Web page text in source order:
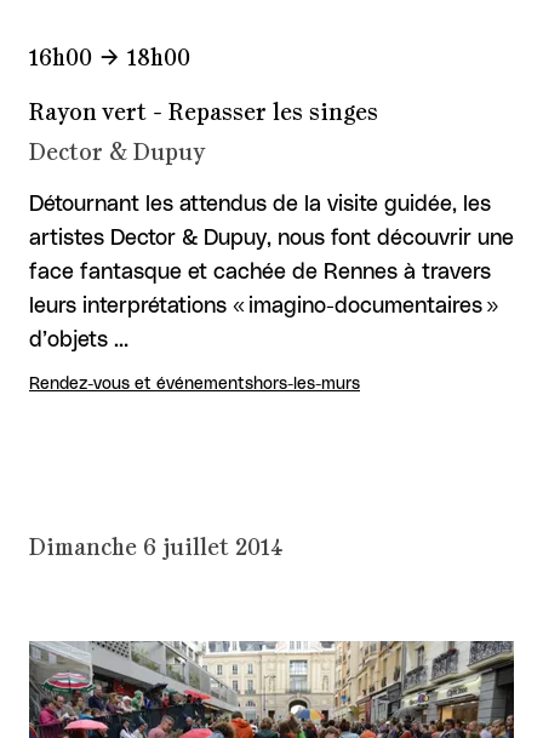
Rayon vert - Repasser les singes
Dector & Dupuy
16h00 18h00
Détournant les attendus de la visite guidée, les
artistes Dector & Dupuy, nous font découvrir une
face fantasque et cachée de Rennes à travers
leurs interprétations « imagino-documentaires »
d’objets …
Rendez-vous et événementshors-les-murs
Dimanche 6 juillet 2014